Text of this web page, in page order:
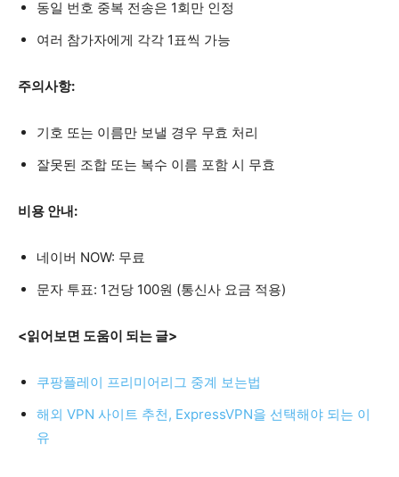
동일 번호 중복 전송은 1회만 인정
여러 참가자에게 각각 1표씩 가능
주의사항:
기호 또는 이름만 보낼 경우 무효 처리
잘못된 조합 또는 복수 이름 포함 시 무효
비용 안내:
네이버 NOW: 무료
문자 투표: 1건당 100원 (통신사 요금 적용)
<읽어보면 도움이 되는 글>
쿠팡플레이 프리미어리그 중계 보는법
해외 VPN 사이트 추천, ExpressVPN을 선택해야 되는 이
유